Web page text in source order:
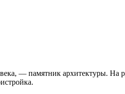
— памятник архитектуры. На